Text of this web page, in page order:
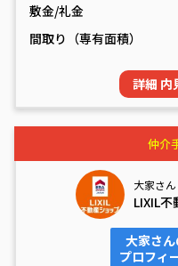
敷金/礼金
間取り（専有面積）
詳細 内
仲介
大家さん
LIXIL不
大家さん
プロフィ